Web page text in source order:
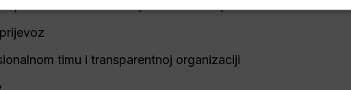
timu i transparentnoj organizaciji